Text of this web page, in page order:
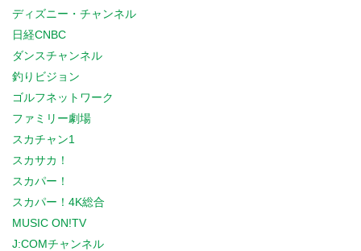
ディズニー・チャンネル
日経CNBC
ダンスチャンネル
釣りビジョン
ゴルフネットワーク
ファミリー劇場
スカチャン1
スカサカ！
スカパー！
スカパー！4K総合
MUSIC ON!TV
J:COMチャンネル